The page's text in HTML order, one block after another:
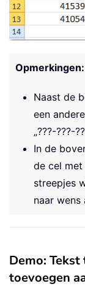
Opmerkingen:
Naast de
een
„???-???-
In de
de cel met
streepjes
naar wens
Demo:
toevoegen